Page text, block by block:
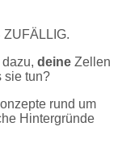
dazu, deine Zellen
sie tun?
rund um
Hintergründe